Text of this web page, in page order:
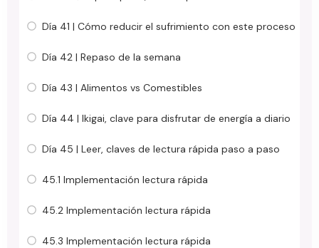
Día 41 | Cómo reducir el sufrimiento con este proceso
Día 42 | Repaso de la semana
Día 43 | Alimentos vs Comestibles
Día 44 | Ikigai, clave para disfrutar de energía a diario
Día 45 | Leer, claves de lectura rápida paso a paso
45.1 Implementación lectura rápida
45.2 Implementación lectura rápida
45.3 Implementación lectura rápida